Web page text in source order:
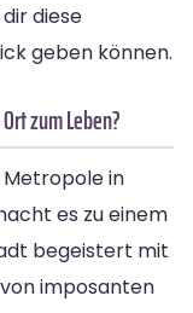
diese
geben können.
zum Leben?
Metropole in
es zu einem
begeistert mit
imposanten